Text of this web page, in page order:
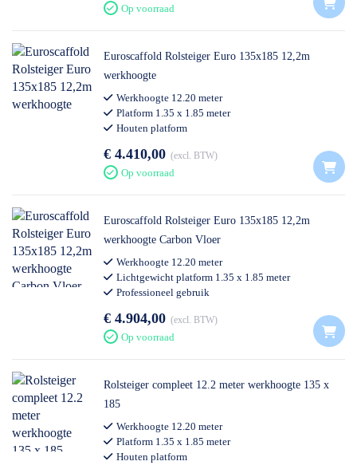
Op voorraad
Euroscaffold Rolsteiger Euro 135x185 12,2m
werkhoogte
Werkhoogte 12.20 meter
Platform 1.35 x 1.85 meter
Houten platform
€ 4.410,00 excl. BTW
Op voorraad
Euroscaffold Rolsteiger Euro 135x185 12,2m
werkhoogte Carbon Vloer
Werkhoogte 12.20 meter
Lichtgewicht platform 1.35 x 1.85 meter
Professioneel gebruik
€ 4.904,00 excl. BTW
Op voorraad
Rolsteiger compleet 12.2 meter werkhoogte 135 x
185
Werkhoogte 12.20 meter
Platform 1.35 x 1.85 meter
Houten platform